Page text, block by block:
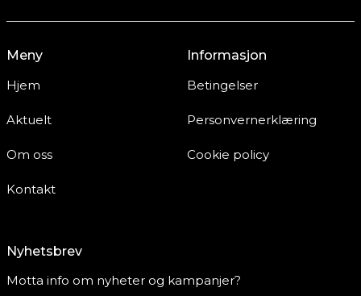
Meny
Hjem
Aktuelt
Om oss
Kontakt
Informasjon
Betingelser
Personvernerklæring
Cookie policy
Nyhetsbrev
Motta info om nyheter og kampanjer?